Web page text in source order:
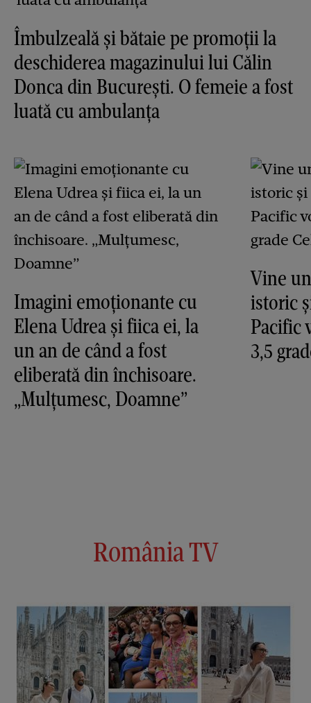
Îmbulzeală și bătaie pe promoții la
deschiderea magazinului lui Călin
Donca din București. O femeie a fost
luată cu ambulanța
Imagini emoționante cu
Elena Udrea și fiica ei, la
un an de când a fost
eliberată din închisoare.
„Mulțumesc, Doamne”
Vine
istoric
Pacific
3,5
România TV